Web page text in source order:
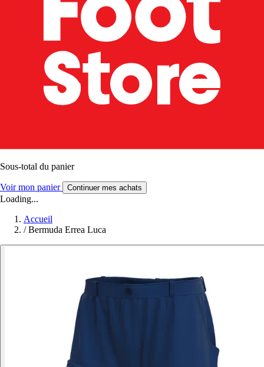
Sous-total du panier
Voir mon panier Continuer mes achats
Loading...
Accueil
/ Bermuda Errea Luca